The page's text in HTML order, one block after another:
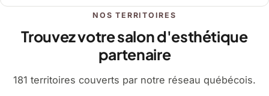
NOS TERRITOIRES
Trouvez votre salon d'esthétique
partenaire
181 territoires couverts par notre réseau québécois.